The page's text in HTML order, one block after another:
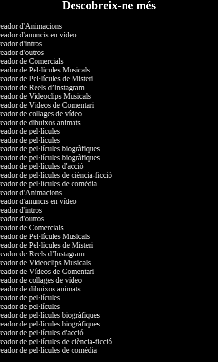
Descobreix-ne més
d'Animacions
d'anuncis en vídeo
d'intros
d'outros
de Comercials
de Pel·lícules Musicals
de Pel·lícules de Misteri
de Reels d’Instagram
de Videoclips Musicals
de Vídeos de Comentari
de collages de vídeo
de dibuixos animats
de pel·lícules
de pel·lícules
de pel·lícules biogràfiques
de pel·lícules biogràfiques
de pel·lícules d'acció
de pel·lícules de ciència-ficció
de pel·lícules de comèdia
d'Animacions
d'anuncis en vídeo
d'intros
d'outros
de Comercials
de Pel·lícules Musicals
de Pel·lícules de Misteri
de Reels d’Instagram
de Videoclips Musicals
de Vídeos de Comentari
de collages de vídeo
de dibuixos animats
de pel·lícules
de pel·lícules
de pel·lícules biogràfiques
de pel·lícules biogràfiques
de pel·lícules d'acció
de pel·lícules de ciència-ficció
de pel·lícules de comèdia